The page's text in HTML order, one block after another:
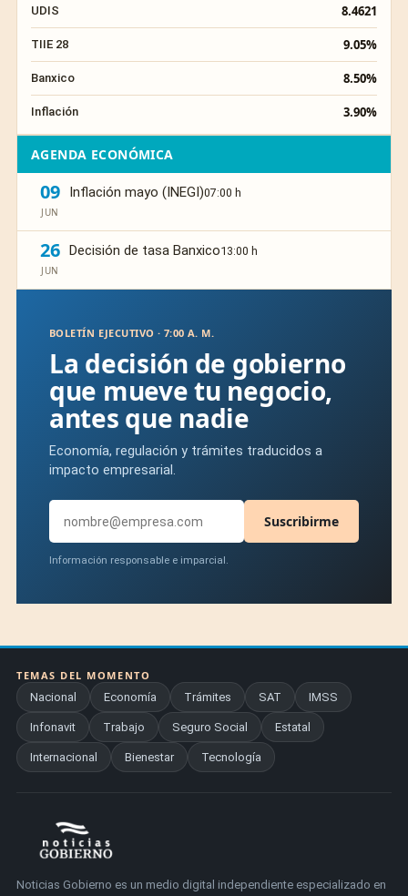
UDIS 8.4621
TIIE 28 9.05%
Banxico 8.50%
Inflación 3.90%
AGENDA ECONÓMICA
09
JUN
Inflación mayo (INEGI)07:00 h
26
JUN
Decisión de tasa Banxico13:00 h
BOLETÍN EJECUTIVO · 7:00 A. M.
La decisión de gobierno
que mueve tu negocio,
antes que nadie
Economía, regulación y trámites traducidos a
impacto empresarial.
Suscribirme
Información responsable e imparcial.
TEMAS DEL MOMENTO
Nacional
Economía Trámites SAT IMSS
Infonavit Trabajo Seguro Social Estatal
Internacional Bienestar Tecnología
Noticias Gobierno es un medio digital independiente especializado en